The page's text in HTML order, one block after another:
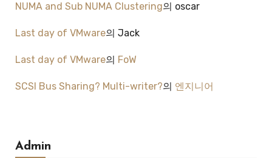
NUMA and Sub NUMA Clustering의 oscar
Last day of VMware의 Jack
Last day of VMware의 FoW
SCSI Bus Sharing? Multi-writer?의 엔지니어
Admin